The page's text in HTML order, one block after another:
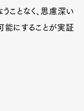
ことなく、思慮深い
にすることが実証